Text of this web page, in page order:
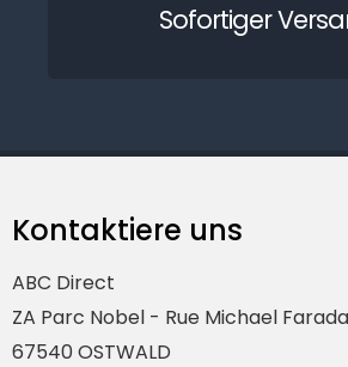
Sofortiger
Kontaktiere uns
ABC Direct
ZA Parc Nobel - Rue Michael
67540 OSTWALD